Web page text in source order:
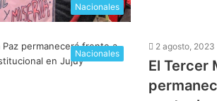
Nacionales
Nacionales
2 agosto, 2023
El Tercer